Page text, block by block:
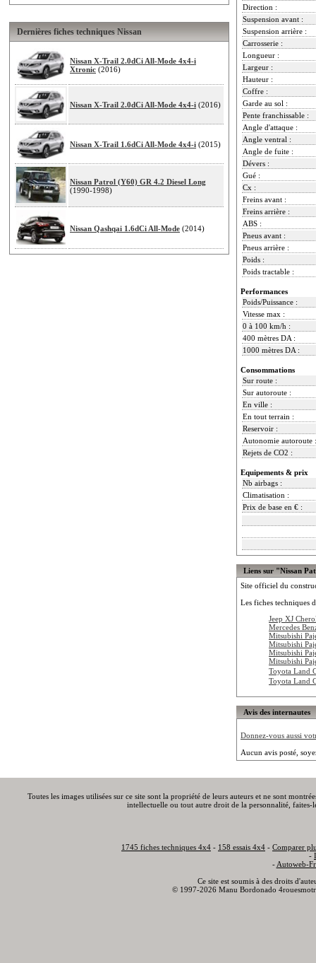
Dernières fiches techniques Nissan
Nissan X-Trail 2.0dCi All-Mode 4x4-i
Xtronic (2016)
Nissan X-Trail 2.0dCi All-Mode 4x4-i (2016)
Nissan X-Trail 1.6dCi All-Mode 4x4-i (2015)
Nissan Patrol (Y60) GR 4.2 Diesel Long
(1990-1998)
Nissan Qashqai 1.6dCi All-Mode (2014)
Direction :
Suspension avant :
Suspension arrière :
Carrosserie :
Longueur :
Largeur :
Hauteur :
Coffre :
Garde au sol :
Pente franchissable :
Angle d'attaque :
Angle ventral :
Angle de fuite :
Dévers :
Gué :
Cx :
Freins avant :
Freins arrière :
ABS :
Pneus avant :
Pneus arrière :
Poids :
Poids tractable :
Performances
Poids/Puissance :
Vitesse max :
0 à 100 km/h :
400 mètres DA :
1000 mètres DA :
Consommations
Sur route :
Sur autoroute :
En ville :
En tout terrain :
Reservoir :
Autonomie autoroute :
Rejets de CO2 :
Equipements & prix
Nb airbags :
Climatisation :
Prix de base en € :
Liens sur "Nissan
Site officiel du
Les fiches techniques
Jeep XJ
Mercedes
Mitsubishi
Mitsubishi
Mitsubishi
Mitsubishi
Toyota Land
Toyota Land
Avis des internautes
Donnez-vous aussi
Aucun avis posté,
Toutes les images utilisées sur ce site sont la propriété de leurs auteurs et ne sont
intellectuelle ou tout autre droit de la personnalité,
1745 fiches techniques 4x4 - 158 essais 4x4 - Comparer
-
- Autoweb-
Ce site est soumis à des droits
© 1997-2026 Manu Bordonado